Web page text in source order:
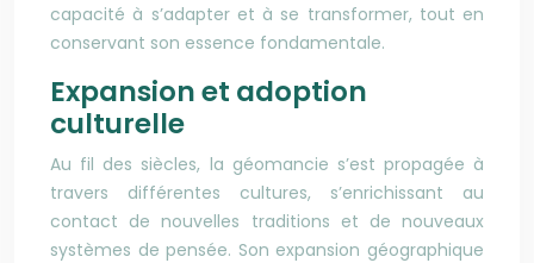
capacité à s’adapter et à se transformer, tout en
conservant son essence fondamentale.
Expansion et adoption
culturelle
Au fil des siècles, la géomancie s’est propagée à
travers différentes cultures, s’enrichissant au
contact de nouvelles traditions et de nouveaux
systèmes de pensée. Son expansion géographique